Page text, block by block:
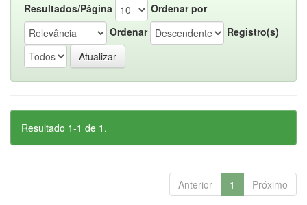
Resultados/Página
Ordenar por
Ordenar
Registro(s)
Resultado 1-1 de 1.
Anterior 1 Próximo